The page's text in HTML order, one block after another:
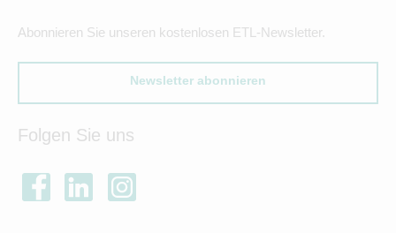
Abonnieren Sie unseren kostenlosen ETL-Newsletter.
Newsletter abonnieren
Folgen Sie uns